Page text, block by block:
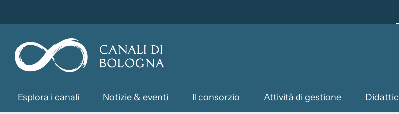
Esplora i canali Notizie & eventi Il consorzio Attività di gestione